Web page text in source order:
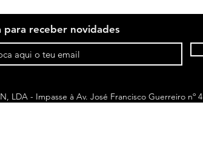
para receber novidades
LDA - Impasse à Av. José Francisco Guerreiro nº 4